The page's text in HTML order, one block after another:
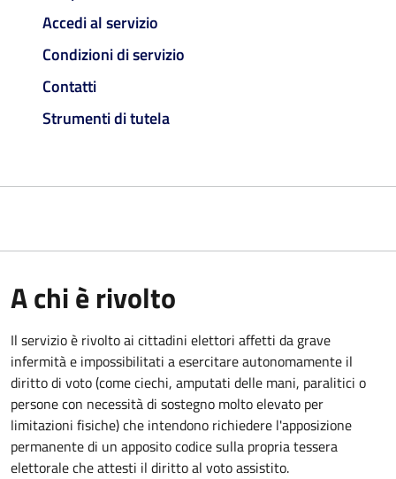
Accedi al servizio
Condizioni di servizio
Contatti
Strumenti di tutela
A chi è rivolto
Il servizio è rivolto ai cittadini elettori affetti da grave
infermità e impossibilitati a esercitare autonomamente il
diritto di voto (come ciechi, amputati delle mani, paralitici o
persone con necessità di sostegno molto elevato per
limitazioni fisiche) che intendono richiedere l'apposizione
permanente di un apposito codice sulla propria tessera
elettorale che attesti il diritto al voto assistito.